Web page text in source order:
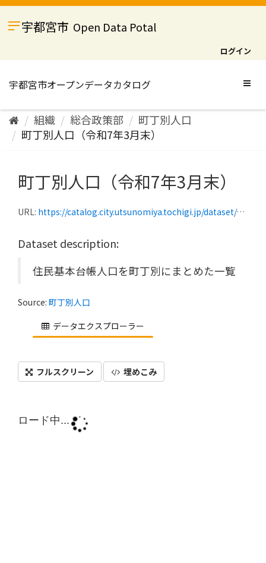
ス
宇都宮市 Open Data Potal
ログイン
組織 総合政策部
町丁別人口
町丁別人口（令和7年3月末）
町丁別人口（令和7年3月末）
URL: https://catalog.city.utsunomiya.tochigi.jp/dataset/dc285f8e-250a-4d4f-9e8c-09a94bcf5dac/resource/43e9a5c4-1a35-48cc-a932-69cc334517d2/download/202503_population_by_town_name.csv
Dataset description:
住民基本台帳人口を町丁別にまとめた一覧
Source: 町丁別人口
データエクスプローラー
フルスクリーン 埋めこみ